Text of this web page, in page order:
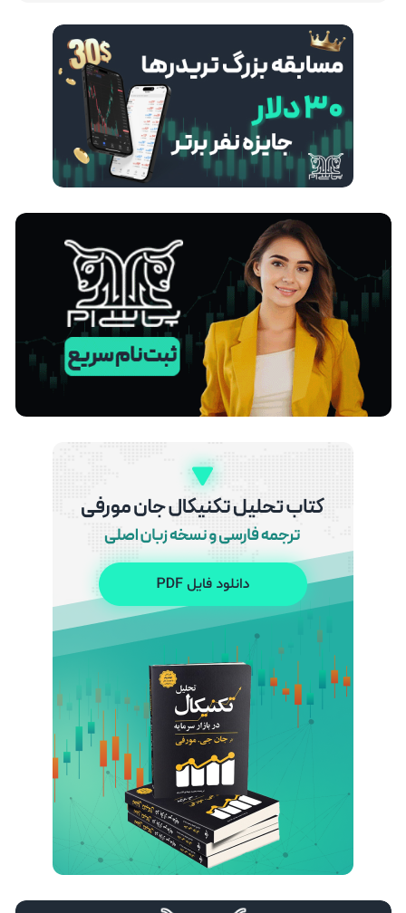
تأثیر تنش‌های خاورمیانه بر قیمت نفت و جفت‌ ارزها